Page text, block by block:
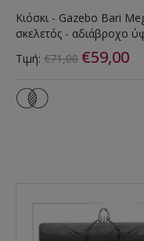
Κιόσκι - Gazebo Bari
σκελετός - αδιάβροχο
Τιμή: €71,00 €59,00